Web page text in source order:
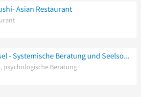
Asian Restaurant
Blickwechsel - Systemische Beratung und Seelsorge, Lebensberatung
psychologische Beratung